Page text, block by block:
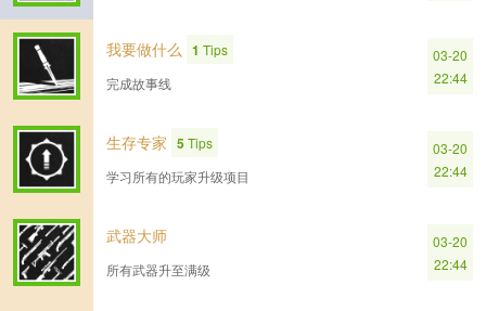
我要做什么 1 Tips
完成故事线
03-20
22:44
生存专家 5Tips
学习所有的玩家升级项目
03-20
22:44
武器大师
所有武器升至满级
03-20
22:44